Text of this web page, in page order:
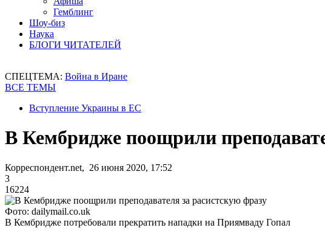
Гемблинг
Шоу-биз
Наука
БЛОГИ ЧИТАТЕЛЕЙ
СПЕЦТЕМА: Война в Иране
ВСЕ ТЕМЫ
Вступление Украины в ЕС
В Кембридже поощрили
Корреспондент.net, 26 июня 2020, 17:52
3
16224
Фото: dailymail.co.uk
В Кембридже потребовали прекратить нападки на Приямваду Гопал